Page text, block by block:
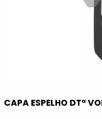
CAPA ESPELHO DTª